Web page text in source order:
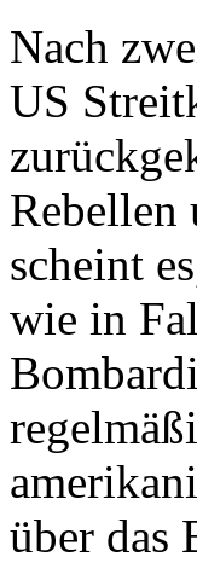
Nach
US
Rebellen
scheint
wie in
über das